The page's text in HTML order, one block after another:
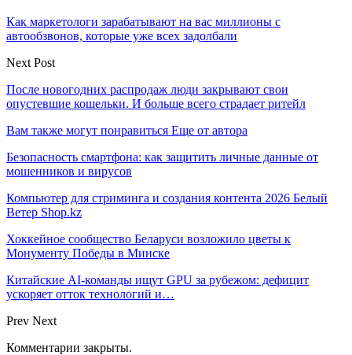
Как маркетологи зарабатывают на вас миллионы с
автообзвонов, которые уже всех задолбали
Next Post
После новогодних распродаж люди закрывают свои
опустевшие кошельки. И больше всего страдает ритейл
Вам также могут понравиться Еще от автора
Безопасность смартфона: как защитить личные данные от
мошенников и вирусов
Компьютер для стриминга и создания контента 2026 Белый
Ветер Shop.kz
Хоккейное сообщество Беларуси возложило цветы к
Монументу Победы в Минске
Китайские AI-команды ищут GPU за рубежом: дефицит
ускоряет отток технологий и…
Prev Next
Комментарии закрыты.